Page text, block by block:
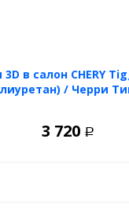
в салон CHERY
/ Черри
3 720 Р